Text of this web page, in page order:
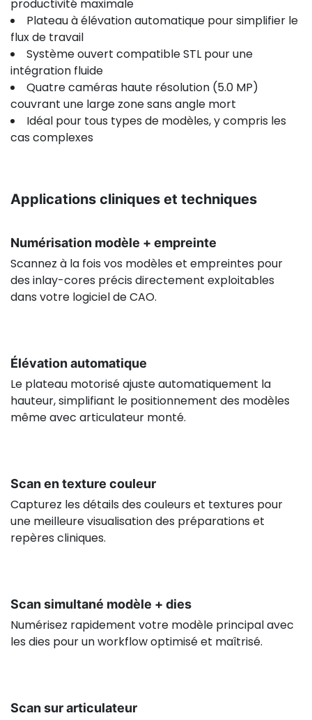
productivité maximale
Plateau à élévation automatique pour simplifier le
flux de travail
Système ouvert compatible STL pour une
intégration fluide
Quatre caméras haute résolution (5.0 MP)
couvrant une large zone sans angle mort
Idéal pour tous types de modèles, y compris les
cas complexes
Applications cliniques et techniques
Numérisation modèle + empreinte
Scannez à la fois vos modèles et empreintes pour
des inlay-cores précis directement exploitables
dans votre logiciel de CAO.
Élévation automatique
Le plateau motorisé ajuste automatiquement la
hauteur, simplifiant le positionnement des modèles
même avec articulateur monté.
Scan en texture couleur
Capturez les détails des couleurs et textures pour
une meilleure visualisation des préparations et
repères cliniques.
Scan simultané modèle + dies
Numérisez rapidement votre modèle principal avec
les dies pour un workflow optimisé et maîtrisé.
Scan sur articulateur